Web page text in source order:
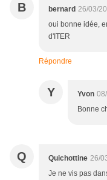
B bernard 26/03/
oui bonne idée,
d'ITER
Répondre
Y Yvon
Bonne
Q Quichottine 26/
Je ne vis pas